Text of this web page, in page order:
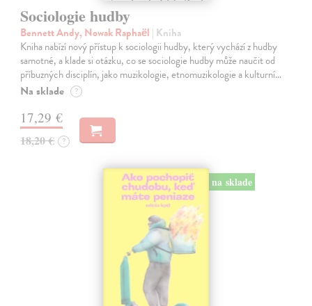
Sociologie hudby
Bennett Andy, Nowak Raphaël | Kniha
Kniha nabízí nový přístup k sociologii hudby, který vychází z hudby
samotné, a klade si otázku, co se sociologie hudby může naučit od
příbuzných disciplín, jako muzikologie, etnomuzikologie a kulturní…
Na sklade ?
17,29 €
18,20 € ?
na sklade